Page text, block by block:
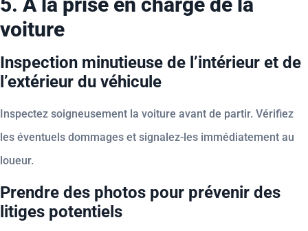
voiture
Inspection minutieuse de l’intérieur et de
l’extérieur du véhicule
Inspectez soigneusement la voiture avant de partir. Vérifiez
les éventuels dommages et signalez-les immédiatement au
loueur.
Prendre des photos pour prévenir des
litiges potentiels